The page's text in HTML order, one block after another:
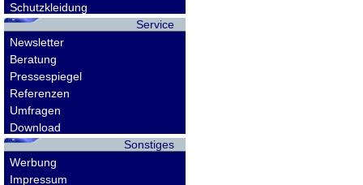
Schutzkleidung
Service
Newsletter
Beratung
Pressespiegel
Referenzen
Umfragen
Download
Sonstiges
Werbung
Impressum